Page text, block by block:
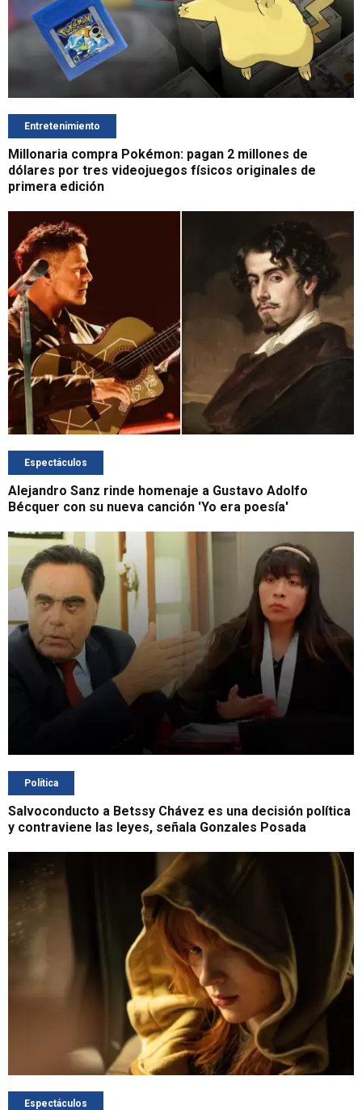
Entretenimiento
Millonaria compra Pokémon: pagan 2 millones de
dólares por tres videojuegos físicos originales de
primera edición
Espectáculos
Alejandro Sanz rinde homenaje a Gustavo Adolfo
Bécquer con su nueva canción 'Yo era poesía'
Política
Salvoconducto a Betssy Chávez es una decisión política
y contraviene las leyes, señala Gonzales Posada
Espectáculos